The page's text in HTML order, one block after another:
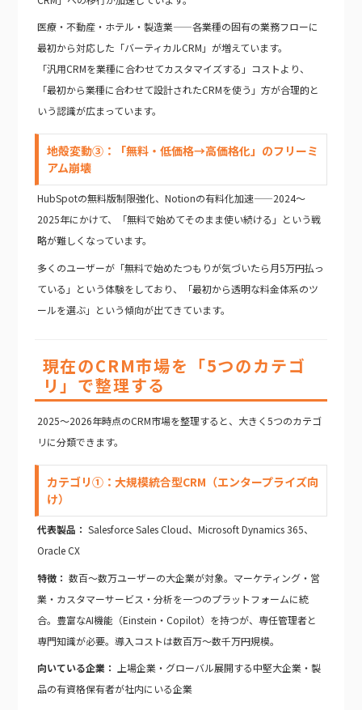
医療・不動産・ホテル・製造業——各業種の固有の業務フローに
最初から対応した「バーティカルCRM」が増えています。
「汎用CRMを業種に合わせてカスタマイズする」コストより、
「最初から業種に合わせて設計されたCRMを使う」方が合理的と
いう認識が広まっています。
地殻変動③：「無料・低価格→高価格化」のフリーミ
アム崩壊
HubSpotの無料版制限強化、Notionの有料化加速——2024〜
2025年にかけて、「無料で始めてそのまま使い続ける」という戦
略が難しくなっています。
多くのユーザーが「無料で始めたつもりが気づいたら月5万円払っ
ている」という体験をしており、「最初から透明な料金体系のツ
ールを選ぶ」という傾向が出てきています。
現在のCRM市場を「5つのカテゴ
リ」で整理する
2025〜2026年時点のCRM市場を整理すると、大きく5つのカテゴ
リに分類できます。
カテゴリ①：大規模統合型CRM（エンタープライズ向
け）
代表製品： Salesforce Sales Cloud、Microsoft Dynamics 365、
Oracle CX
特徴： 数百〜数万ユーザーの大企業が対象。マーケティング・営
業・カスタマーサービス・分析を一つのプラットフォームに統
合。豊富なAI機能（Einstein・Copilot）を持つが、専任管理者と
専門知識が必要。導入コストは数百万〜数千万円規模。
向いている企業：
上場企業・グローバル展開する中堅大企業・製
品の有資格保有者が社内にいる企業